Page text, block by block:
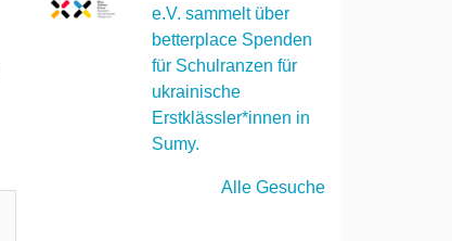
e.V. sammelt über
betterplace Spenden
für Schulranzen für
ukrainische
Erstklässler*innen in
Sumy.
Alle Gesuche